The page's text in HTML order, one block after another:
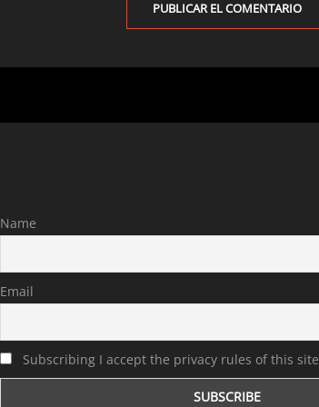
Name
Email
Subscribing I accept the privacy rules of this site